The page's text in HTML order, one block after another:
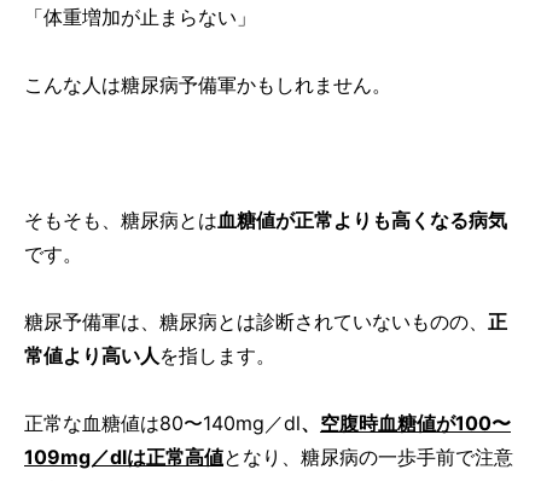
「体重増加が止まらない」
こんな人は糖尿病予備軍かもしれません。
そもそも、糖尿病とは血糖値が正常よりも高くなる病気
です。
糖尿予備軍は、糖尿病とは診断されていないものの、 正
常値より高い人 を指します。
正常な血糖値は80〜140mg／dl、 空腹時血糖値が100〜
109mg／dlは正常高値となり、糖尿病の一歩手前で注意